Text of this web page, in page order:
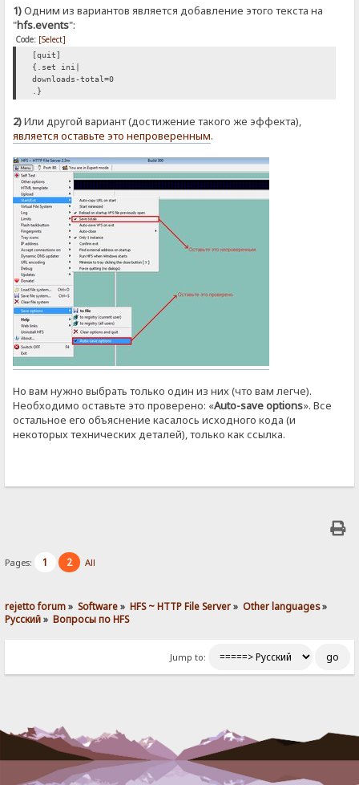
1)Одним из вариантов является добавление этого текста на
"hfs.events":
Code: [Select]
[quit]
{.set ini|
downloads-total=0
.}
2)Или другой вариант (достижение такого же эффекта),
является оставьте это непроверенным.
Но вам нужно выбрать только один из них (что вам легче).
Необходимо оставьте это проверено: «Auto-save options». Все
остальное его объяснение касалось исходного кода (и
некоторых технических деталей), только как ссылка.
Pages: 1 2 All
rejetto forum» Software» HFS ~ HTTP File Server» Other languages»
Pусский» Вопросы по HFS
Jump to: